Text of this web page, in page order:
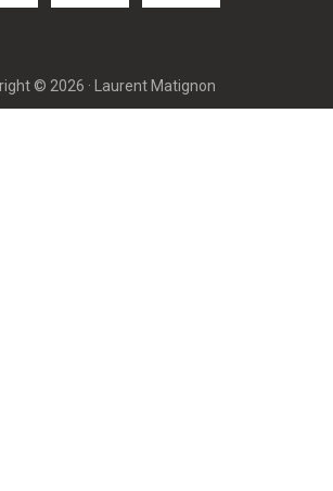
© 2026 · Laurent Matignon